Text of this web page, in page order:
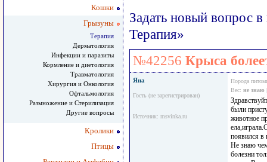
Кошки
Грызуны
Терапия
Дерматология
Инфекции и паразиты
Кормление и диетология
Травматология
Хирургия и Онкология
Офтальмология
Размножение и Стерилизация
Другие вопросы
Кролики
Птицы
Задать новый вопрос
Терапия»
№42256 Крыса
Яна
Гость (не зарегистрирован)
Источник: msvinka.ru
Порода
Вес: не знаю
были
животное
появился в
Не знаю
болезни